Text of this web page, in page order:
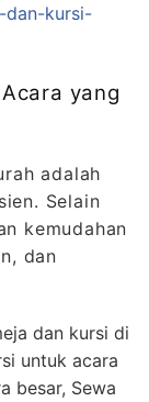
dan-kursi-
yang
adalah
Selain
kemudahan
dan
dan kursi di
untuk acara
besar, Sewa